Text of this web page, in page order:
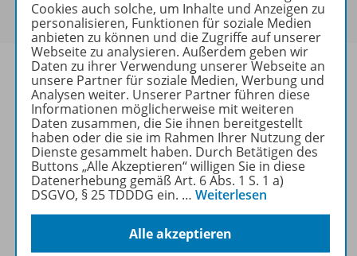
sich bitte an.
Informationen
Weitere Inhalte der Ausgabe
Cookies auch solche, um Inhalte und Anzeigen zu
personalisieren, Funktionen für soziale Medien
anbieten zu können und die Zugriffe auf unserer
Webseite zu analysieren. Außerdem geben wir
Daten zu ihrer Verwendung unserer Webseite an
unsere Partner für soziale Medien, Werbung und
Analysen weiter. Unserer Partner führen diese
Informationen möglicherweise mit weiteren
Daten zusammen, die Sie ihnen bereitgestellt
haben oder die sie im Rahmen Ihrer Nutzung der
Dienste gesammelt haben. Durch Betätigen des
Buttons „Alle Akzeptieren“ willigen Sie in diese
Datenerhebung gemäß Art. 6 Abs. 1 S. 1 a)
DSGVO, § 25 TDDDG ein. … Weiterlesen
Alle akzeptieren